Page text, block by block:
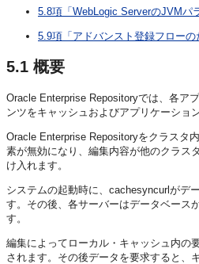
5.8項「WebLogic ServerのJVMパ
5.9項「アドバンスト登録フローの
5.1 概要
Oracle Enterprise Repositoryでは、各ア
ンツをキャッシュおよびアプリケーショ
Oracle Enterprise Repositoryをクラスタ
素が無効になり、編集内容が他のクラス
け入れます。
システムの起動時に、cachesyncurlがデ
す。その後、各サーバーはデータベース
す。
編集によってローカル・キャッシュ内の
されます。その後データを要求すると、